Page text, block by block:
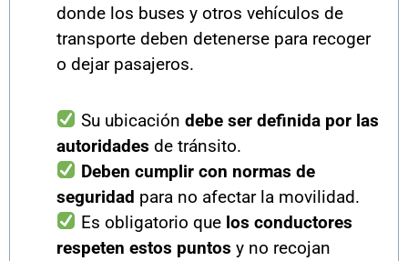
donde los buses y otros vehículos de
transporte deben detenerse para recoger
o dejar pasajeros.
Su ubicación debe ser definida por las
autoridades de tránsito.
Deben cumplir con normas de
seguridad para no afectar la movilidad.
Es obligatorio que los conductores
respeten estos puntos y no recojan